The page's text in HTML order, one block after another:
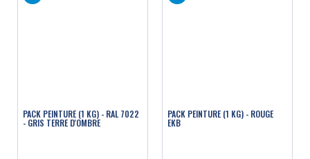
PACK PEINTURE (1 KG) - RAL 7022
- GRIS TERRE D'OMBRE
PACK PEINTURE (1 KG) - ROUGE
EKB